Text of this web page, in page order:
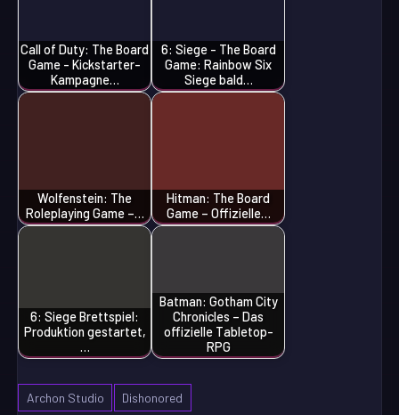
Call of Duty: The Board
Game - Kickstarter-
Kampagne…
6: Siege - The Board
Game: Rainbow Six
Siege bald…
Wolfenstein: The
Roleplaying Game –…
Hitman: The Board
Game – Offizielle…
6: Siege Brettspiel:
Produktion gestartet,
…
Batman: Gotham City
Chronicles – Das
offizielle Tabletop-
RPG
Archon Studio Dishonored